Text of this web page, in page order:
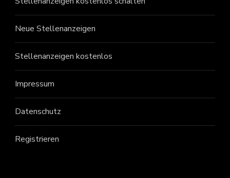
Neue Stellenanzeigen
Stellenanzeigen kostenlos
Impressum
Datenschutz
Registrieren